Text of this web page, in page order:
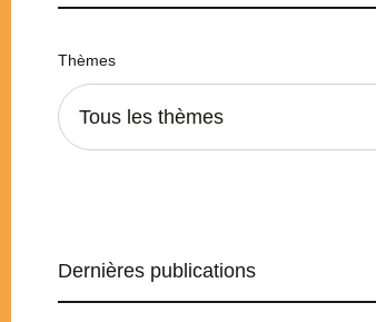
Thèmes
Tous les thèmes
Dernières publications